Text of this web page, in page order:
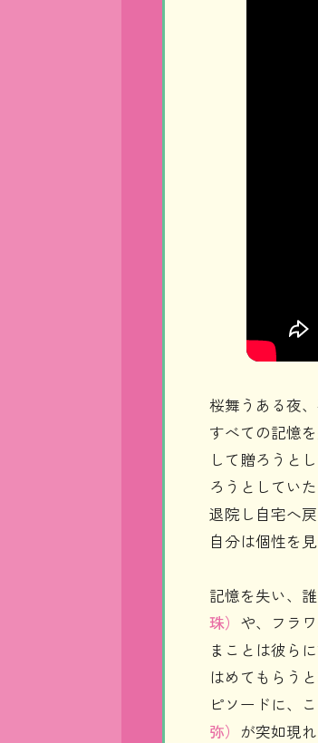
桜舞うある夜
すべての記憶
して贈ろうと
ろうとしてい
退院し自宅へ
自分は個性を
記憶を失い、
珠） や、フラ
まことは彼ら
はめてもらう
ピソードに、
弥） が突如現れ